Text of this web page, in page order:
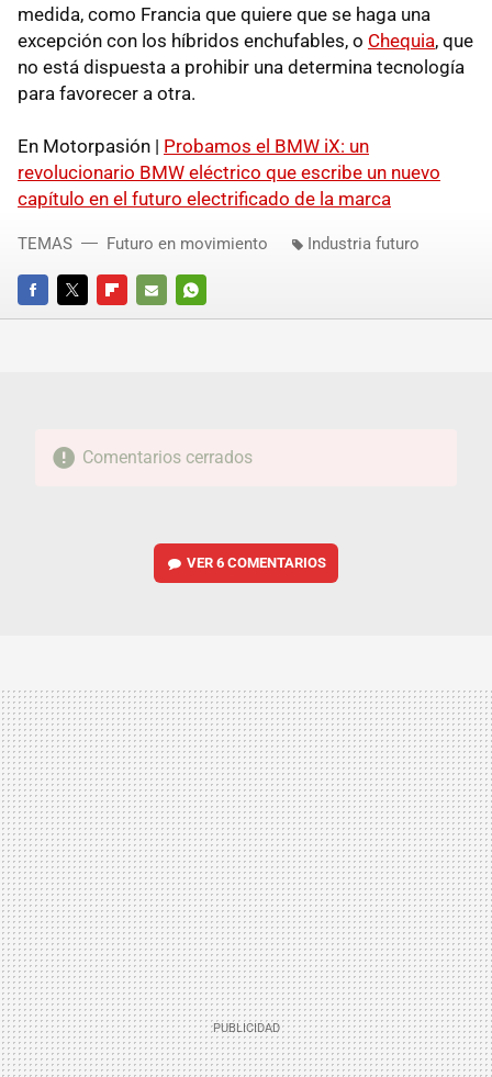
medida, como Francia que quiere que se haga una
excepción con los híbridos enchufables, o Chequia, que
no está dispuesta a prohibir una determina tecnología
para favorecer a otra.
En Motorpasión | Probamos el BMW iX: un
revolucionario BMW eléctrico que escribe un nuevo
capítulo en el futuro electrificado de la marca
FACEBOOKTWITTERFLIPBOARD
E-
WHATSAPP
TEMAS Futuro en movimiento Industria futuro
Comentarios cerrados
VER6 COMENTARIOS